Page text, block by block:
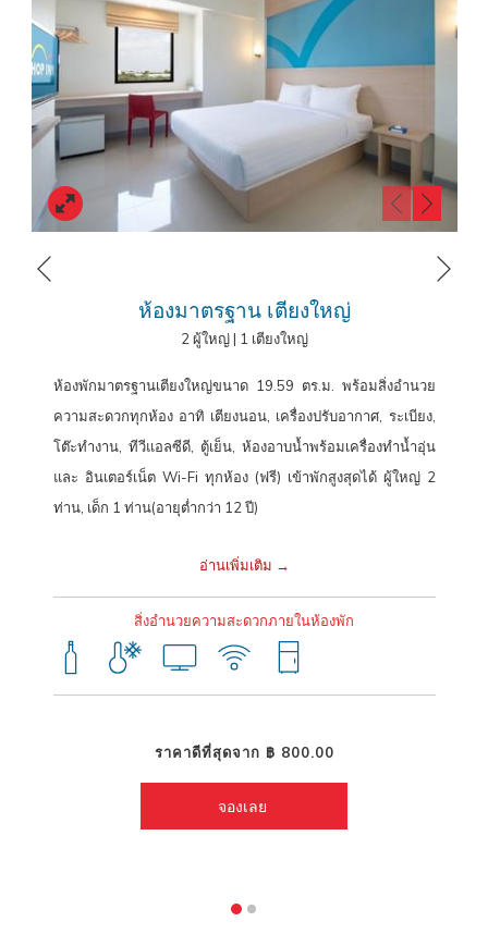
นครินทร์, มหาวิทยาลัยสงขลานครินทร์ เซ็นทรัล เฟสติวัล หาดใหญ่
และอีก
มากมาย ทำให้คุณสามารถเดินทางไปยังสถานที่ต่างๆ ในเมืองหาดใหญ่ได้
อย่างสะดวกสบาย รวมถึงการเดินทางจากที่พักไปยังท่าอากาศยานนานาชาติ
หาดใหญ่หรือสนามบินหาดใหญ่ โดยใช้เวลาเดินทาง 30 นาที
โรงแรมฮ็อป อินน์ หาดใหญ่ ดาวน์ทาวน์ สามารถจองง่ายผ่านเว็บไซต์,
Reservation
Facebook Reservation พร้อมสิทธิพิเศษเพิ่มเติมสำหรับ
สมาชิกHOP REWARD
ยิ่งได้สิทธิประโยชน์เพิ่มมากขึ้น สมัครฟรี ไม่มีค่า
โรงแรมราคาประหยัดในหาดใหญ่ โรงแรมในเมือง
หาดใหญ่ ใกล้ตลาดกิมหยง
ไม่ว่าจะเดินทางมาเที่ยว เดินทางไปทำงาน หรือเดินทางติดต่อธุรกิจ
ฮ็อป อินน์ หาดใหญ่ ดาวน์ทาวน์อีกหนึ่งทางเลือกที่ดีที่สุด สำหรับผู้มองหา
โรงแรมราคาประหยัดในเมืองหาดใหญ่
ระดับเอเชียแปซิฟิก มาสัมผัสประสบการณ์การเข้าพักโรงแรมฮ็อป อินน์ เครือ
สม่ำเสมอ ภายใต้เป้าหมายของการเป็น “โรงแรมราคาประหยัดที่ดีที่สุดใน
พิกัดโรงแรมฮ็อป อินน์ หาดใหญ่ ดาวน์ทาวน์
callcenter@hopinnhotel.com
หน้าที่แล้ว
ห้องมาตรฐาน เตียงใหญ่
2 ผู้ใหญ่| 1 เตียงใหญ่
ห้องพักมาตรฐานเตียงใหญ่ขนาด 19.59 ตร.ม. พร้อมสิ่งอำนวย
ความสะดวกทุกห้อง อาทิ เตียงนอน, เครื่องปรับอากาศ, ระเบียง,
โต๊ะทำงาน, ทีวีแอลซีดี, ตู้เย็น, ห้องอาบน้ำพร้อมเครื่องทำน้ำอุ่น
และ อินเตอร์เน็ต Wi-Fi ทุกห้อง (ฟรี) เข้าพักสูงสุดได้ ผู้ใหญ่ 2
ท่าน, เด็ก 1 ท่าน(อายุต่ำกว่า 12 ปี)
อ่านเพิ่มเติม
สิ่งอำนวยความสะดวกภายในห้องพัก
ราคาดีที่สุดจาก ฿ 800.00
จองเลย